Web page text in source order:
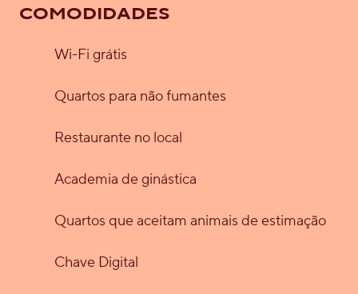
COMODIDADES
Wi-Fi grátis
Quartos para não fumantes
Restaurante no local
Academia de ginástica
Quartos que aceitam animais de estimação
Chave Digital